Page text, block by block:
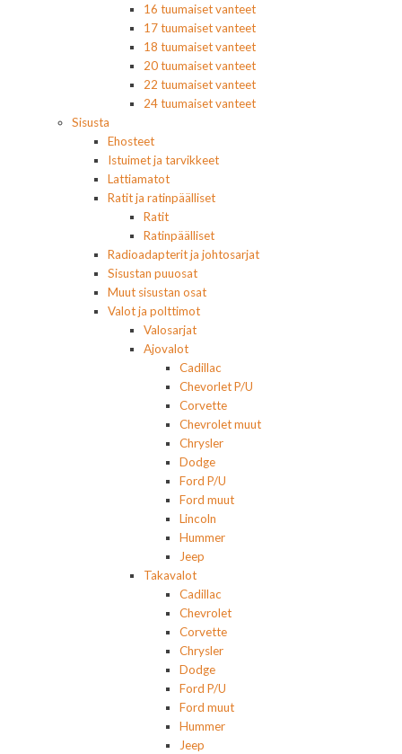
16 tuumaiset vanteet
17 tuumaiset vanteet
18 tuumaiset vanteet
20 tuumaiset vanteet
22 tuumaiset vanteet
24 tuumaiset vanteet
Sisusta
Ehosteet
Istuimet ja tarvikkeet
Lattiamatot
Ratit ja ratinpäälliset
Ratit
Ratinpäälliset
Radioadapterit ja johtosarjat
Sisustan puuosat
Muut sisustan osat
Valot ja polttimot
Valosarjat
Ajovalot
Cadillac
Chevorlet P/U
Corvette
Chevrolet muut
Chrysler
Dodge
Ford P/U
Ford muut
Lincoln
Hummer
Jeep
Takavalot
Cadillac
Chevrolet
Corvette
Chrysler
Dodge
Ford P/U
Ford muut
Hummer
Jeep